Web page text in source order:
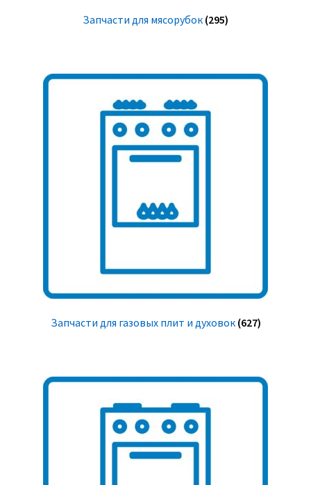
Запчасти для мясорубок (295)
Запчасти для газовых плит и духовок (627)